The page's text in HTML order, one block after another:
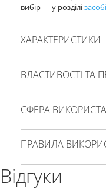
вибір — у розділі
ХАРАКТЕРИСТИКИ
ВЛАСТИВОСТІ ТА
СФЕРА
ПРАВИЛА
Відгуки